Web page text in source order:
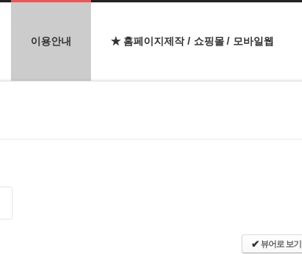
이용안내 ★ 홈페이지제작 / 쇼핑몰 / 모바일웹
✔뷰어로 보기